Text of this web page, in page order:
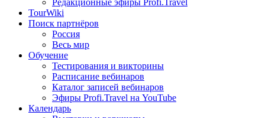
Редакционные эфиры Profi.Travel
TourWiki
Поиск партнёров
Россия
Весь мир
Обучение
Тестирования и викторины
Расписание вебинаров
Каталог записей вебинаров
Эфиры Profi.Travel на YouTube
Календарь